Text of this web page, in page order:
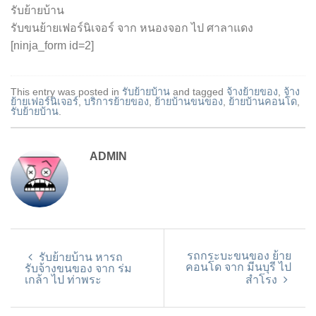
รับย้ายบ้าน
รับขนย้ายเฟอร์นิเจอร์ จาก หนองจอก ไป ศาลาแดง
[ninja_form id=2]
This entry was posted in รับย้ายบ้าน and tagged จ้างย้ายของ, จ้าง
ย้ายเฟอร์นิเจอร์, บริการย้ายของ, ย้ายบ้านขนของ, ย้ายบ้านคอนโด,
รับย้ายบ้าน.
ADMIN
รับย้ายบ้าน หารถ
รับจ้างขนของ จาก ร่ม
เกล้า ไป ท่าพระ
รถกระบะขนของ ย้าย
คอนโด จาก มีนบุรี ไป
สำโรง